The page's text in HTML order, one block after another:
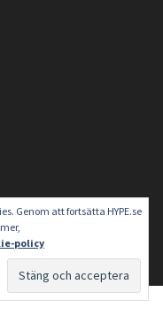
Genom att fortsätta HYPE.se
policy